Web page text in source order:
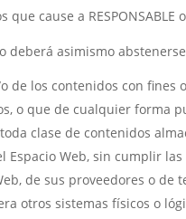
cause a
deberá asimismo
de los contenidos con
o que de cualquier
clase de contenidos
Web, sin cumplir
de sus proveedores o de
otros sistemas físicos o